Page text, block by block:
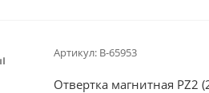
Артикул: B-65953
Отвертка магнитная PZ2